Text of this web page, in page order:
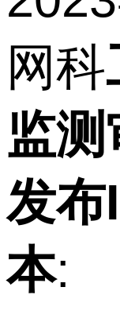
网科
监
发布
本: